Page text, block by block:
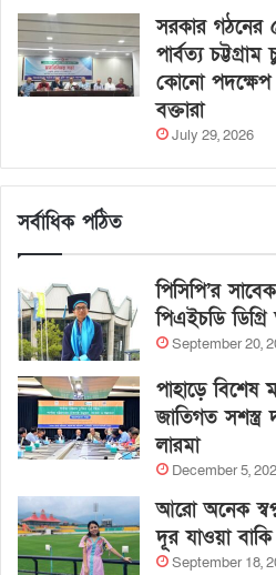
সরকার গঠনের
পার্বত্য
কোনো পদক্ষেপ
বক্তারা
July 29, 2026
সর্বাধিক পঠিত
পিসিপি’র
পিএইচডি
September 20,
পাহাড়ে বিশেষ
জাতিগত সশস্ত্র
লারমা
December 5,
আরো অনেক
দূর যাওয়া
September 18,